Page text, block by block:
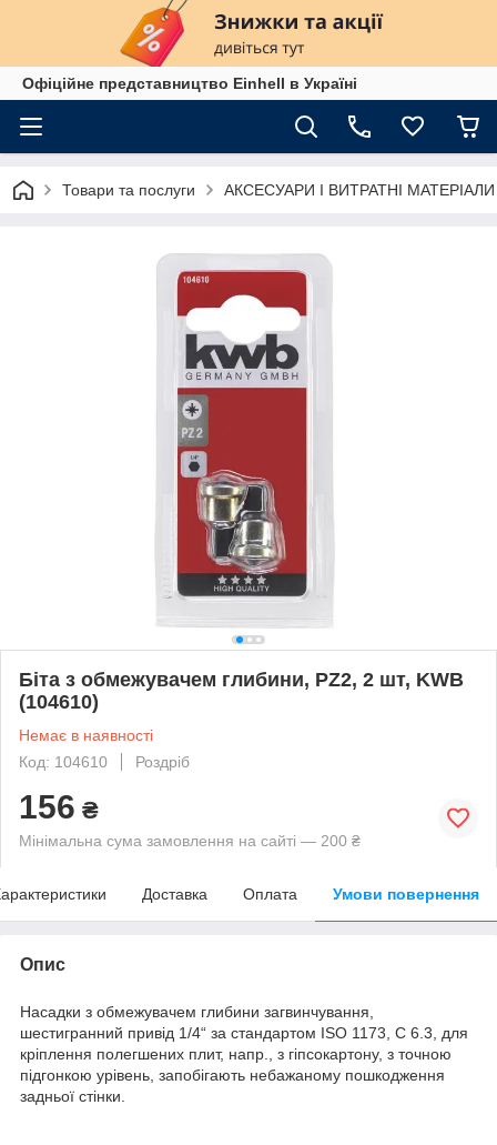
Офіційне представництво Einhell в Україні
Товари та послуги АКСЕСУАРИ І ВИТРАТНІ МАТЕРІАЛИ
Біта з обмежувачем глибини, PZ2, 2 шт, KWB
(104610)
Немає в наявності
Код: 104610
Роздріб
156 ₴
Мінімальна сума замовлення на сайті — 200 ₴
Доставка Оплата Умови повернення
Опис
Насадки з обмежувачем глибини загвинчування,
шестигранний привід 1/4“ за стандартом ISO 1173, C 6.3, для
кріплення полегшених плит, напр., з гіпсокартону, з точною
підгонкою урівень, запобігають небажаному пошкодження
задньої стінки.